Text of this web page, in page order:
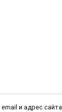
и адрес